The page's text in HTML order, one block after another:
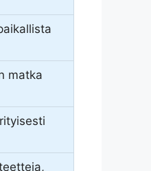
matka